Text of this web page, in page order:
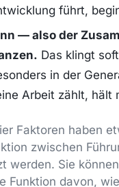
führt,
— also der
Das klingt
in der
Arbeit zählt, hält
Faktoren haben
zwischen
werden. Sie
Funktion davon,